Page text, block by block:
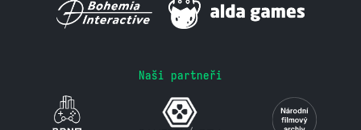
Naši partneři